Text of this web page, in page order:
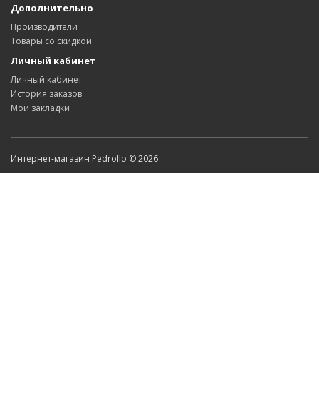
Дополнительно
Производители
Товары со скидкой
Личный кабинет
Личный кабинет
История заказов
Мои закладки
Интернет-магазин Pedrollo © 2026